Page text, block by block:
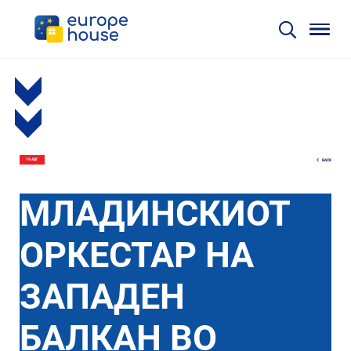
19 АВГ BACK
МЛАДИНСКИОТ
ОРКЕСТАР НА
ЗАПАДЕН
БАЛКАН ВО